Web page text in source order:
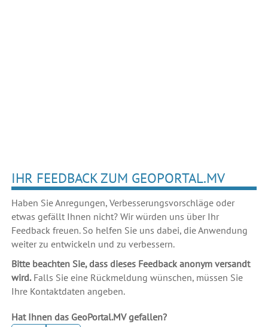
IHR FEEDBACK ZUM GEOPORTAL.MV
Haben Sie Anregungen, Verbesserungsvorschläge oder
etwas gefällt Ihnen nicht? Wir würden uns über Ihr
Feedback freuen. So helfen Sie uns dabei, die Anwendung
weiter zu entwickeln und zu verbessern.
Bitte beachten Sie, dass dieses Feedback anonym versandt
wird.Falls Sie eine Rückmeldung wünschen, müssen Sie
Ihre Kontaktdaten angeben.
Hat Ihnen das GeoPortal.MV gefallen?